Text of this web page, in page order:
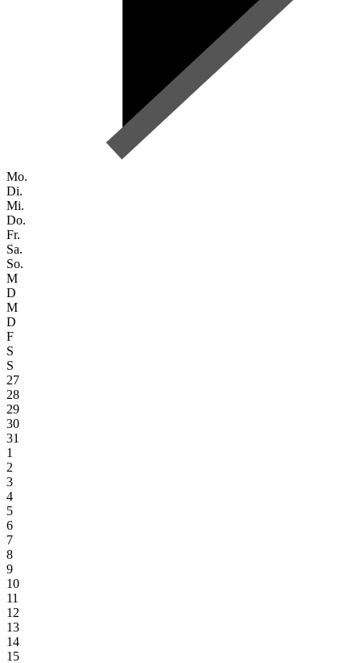
Mo.
Di.
Mi.
Do.
Fr.
Sa.
So.
M
D
M
D
F
S
S
27
28
29
30
31
1
2
3
4
5
6
7
8
9
10
11
12
13
14
15